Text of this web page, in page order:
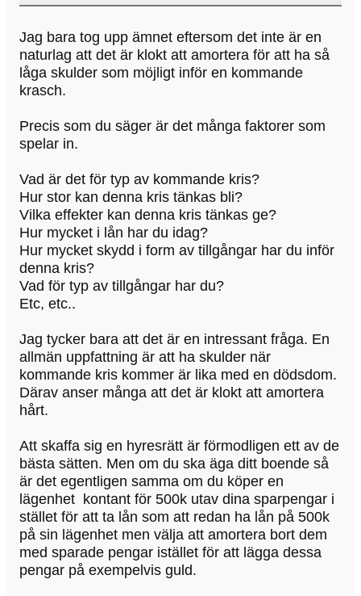
Jag bara tog upp ämnet eftersom det inte är en
naturlag att det är klokt att amortera för att ha så
låga skulder som möjligt inför en kommande
krasch.
Precis som du säger är det många faktorer som
spelar in.
Vad är det för typ av kommande kris?
Hur stor kan denna kris tänkas bli?
Vilka effekter kan denna kris tänkas ge?
Hur mycket i lån har du idag?
Hur mycket skydd i form av tillgångar har du inför
denna kris?
Vad för typ av tillgångar har du?
Etc, etc..
Jag tycker bara att det är en intressant fråga. En
allmän uppfattning är att ha skulder när
kommande kris kommer är lika med en dödsdom.
Därav anser många att det är klokt att amortera
hårt.
Att skaffa sig en hyresrätt är förmodligen ett av de
bästa sätten. Men om du ska äga ditt boende så
är det egentligen samma om du köper en
lägenhet kontant för 500k utav dina sparpengar i
stället för att ta lån som att redan ha lån på 500k
på sin lägenhet men välja att amortera bort dem
med sparade pengar istället för att lägga dessa
pengar på exempelvis guld.